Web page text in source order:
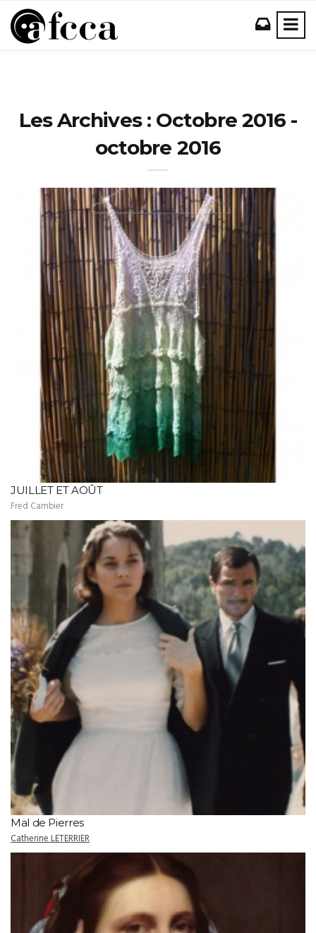
Les Archives : Octobre 2016 -
octobre 2016
JUILLET ET AOÛT
Fred Cambier
Mal de Pierres
Catherine LETERRIER